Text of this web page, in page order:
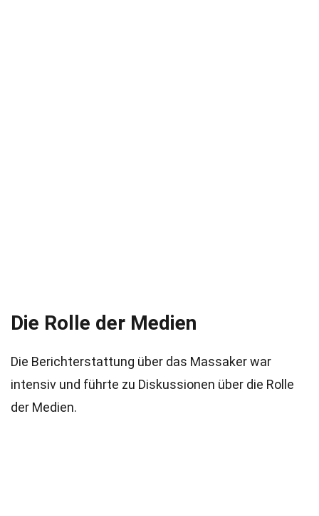
Die Rolle der Medien
Die Berichterstattung über das Massaker war
intensiv und führte zu Diskussionen über die Rolle
der Medien.